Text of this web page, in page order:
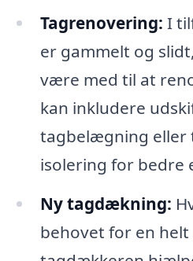
Tagrenovering: I
er gammelt og
være med til at
kan inkludere
tagbelægning eller
isolering for bedre
Ny tagdækning:
behovet for en